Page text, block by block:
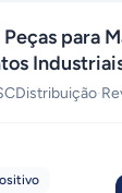
para
Distribuição·